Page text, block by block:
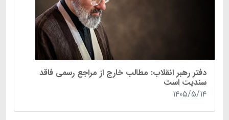
دفتر رهبر انقلاب: مطالب خارج از مراجع رسمی فاقد
سندیت است
۱۴۰۵/۵/۱۴